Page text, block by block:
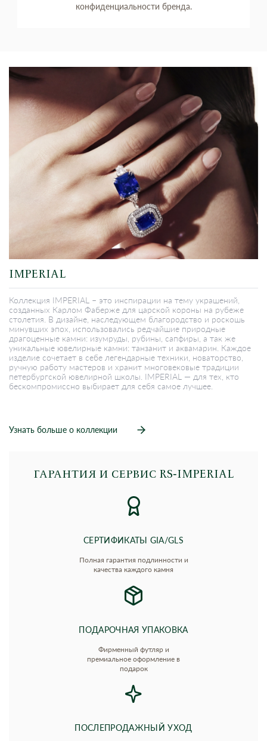
конфиденциальности бренда.
IMPERIAL
Коллекция IMPERIAL – это инспирации на тему украшений,
созданных Карлом Фаберже для царской короны на рубеже
столетия. В дизайне, наследующем благородство и роскошь
минувших эпох, использовались редчайшие природные
драгоценные камни: изумруды, рубины, сапфиры, а так же
уникальные ювелирные камни: танзанит и аквамарин. Каждое
изделие сочетает в себе легендарные техники, новаторство,
ручную работу мастеров и хранит многовековые традиции
петербургской ювелирной школы. IMPERIAL — для тех, кто
бескомпромиссно выбирает для себя самое лучшее.
Узнать больше о коллекции
ГАРАНТИЯ И СЕРВИС RS‑IMPERIAL
СЕРТИФИКАТЫ GIA/GLS
Полная гарантия подлинности и
качества каждого камня
ПОДАРОЧНАЯ УПАКОВКА
Фирменный футляр и
премиальное оформление в
подарок
ПОСЛЕПРОДАЖНЫЙ УХОД